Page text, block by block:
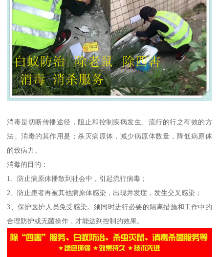
消毒是切断传播途径，阻止和控制疾病发生、流行的行之有效的方
法。消毒的其作用是；杀灭病原体，减少病原体数量，降低病原体
的致病力。
消毒的目的：
1、防止病原体播散到社会中，引起流行病毒；
2、防止患者再被其他病原体感染，出现并发症，发生交叉感染；
3、保护医护人员免受感染。须同时进行必要的隔离措施和工作中的
合理防护或无菌操作，才能达到控制的效果。